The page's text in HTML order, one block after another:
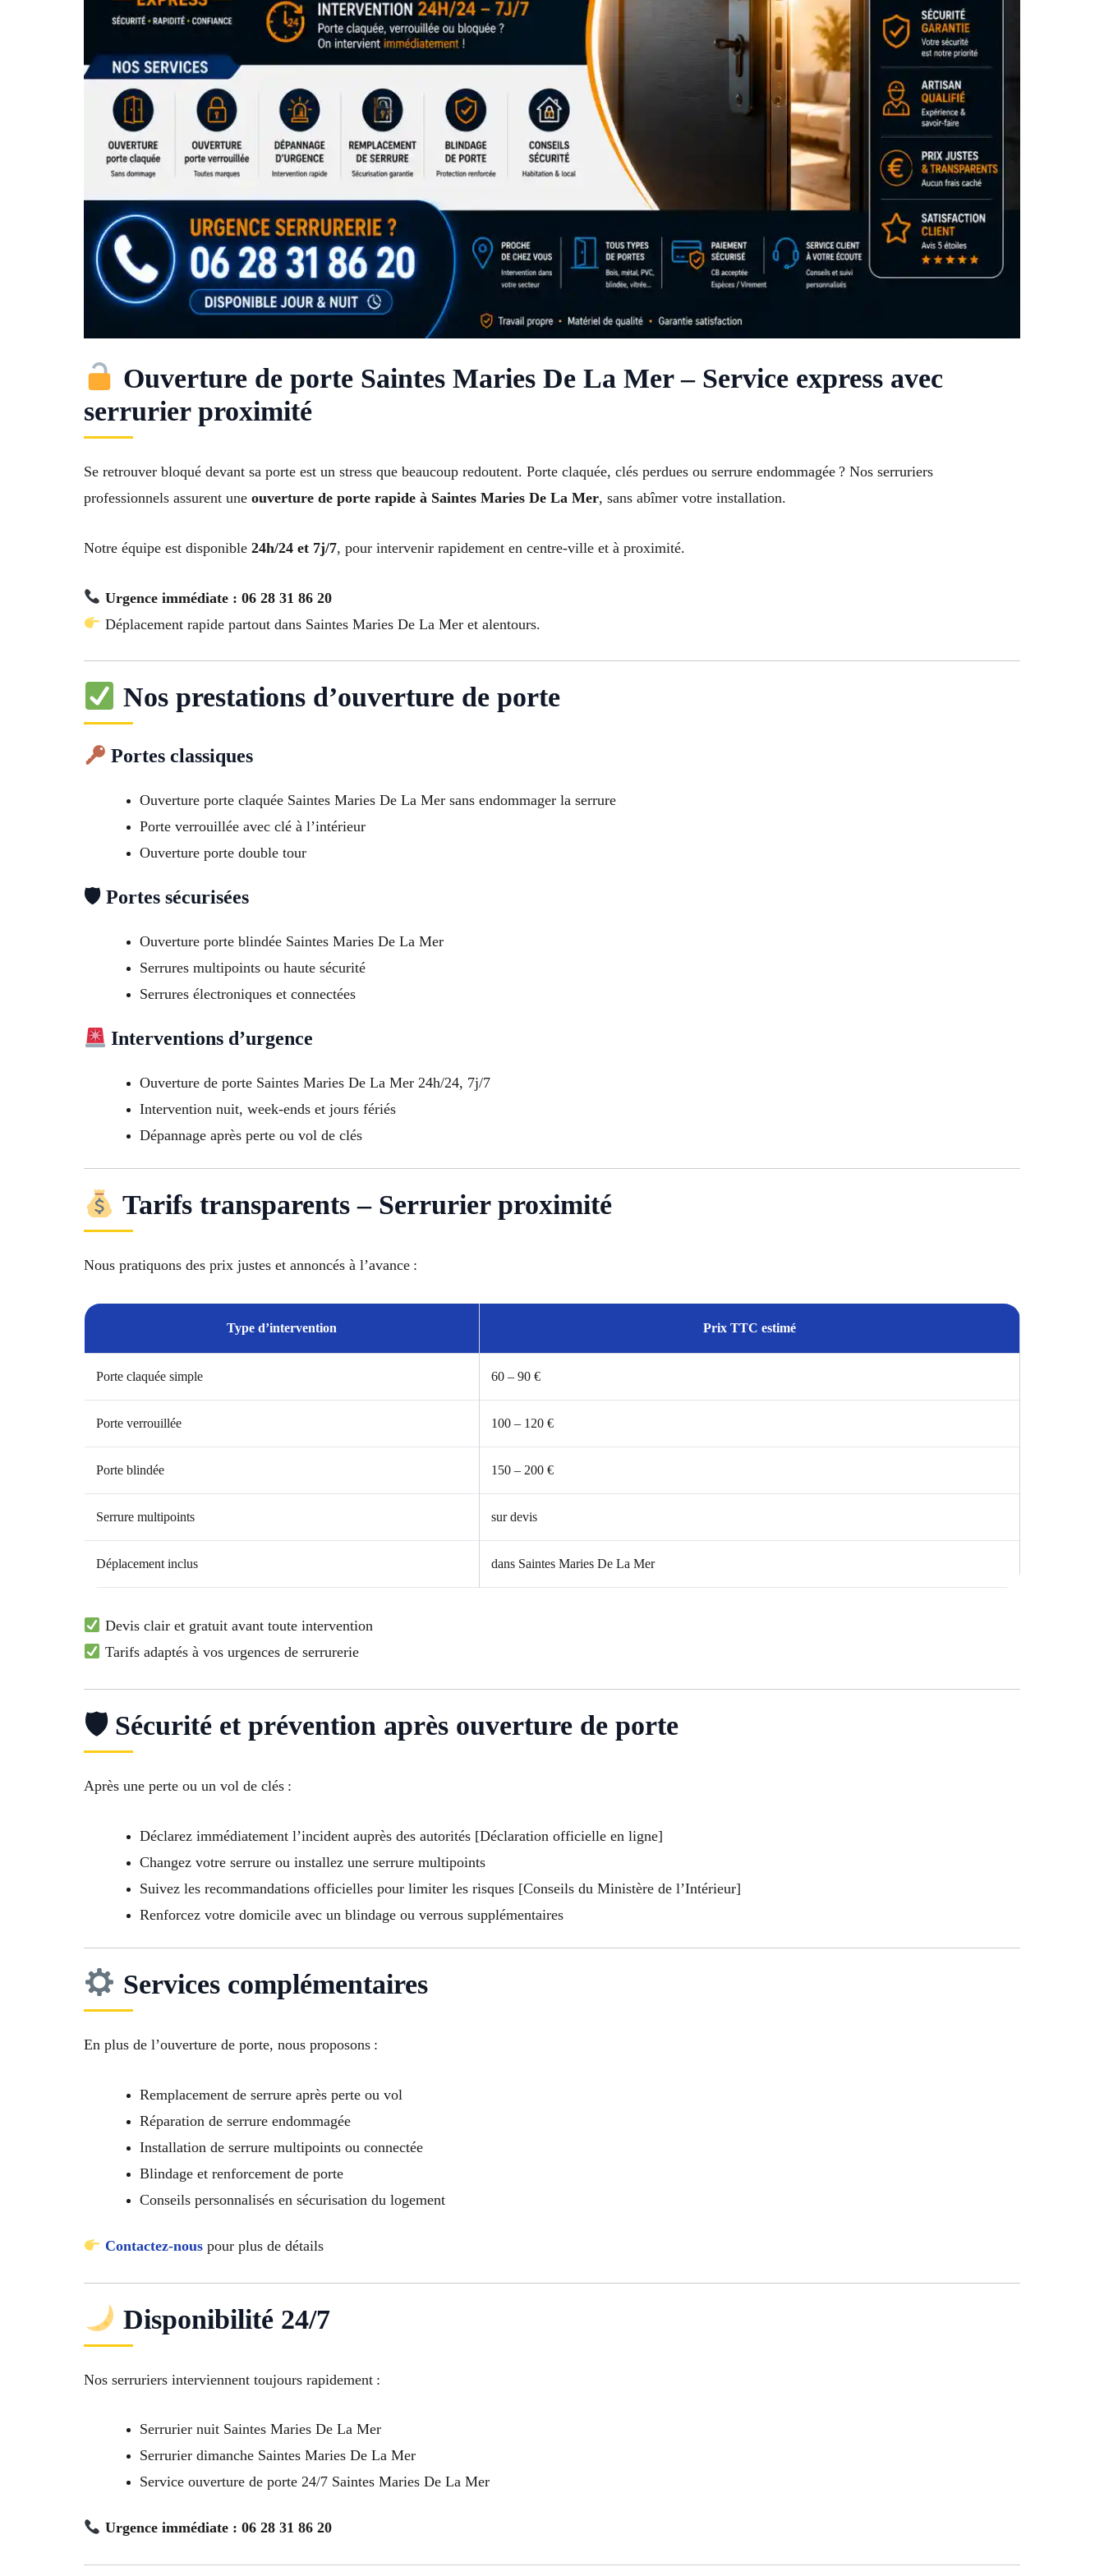
Ouverture de porte Saintes Maries De La Mer – Service express avec
serrurier proximité
Se retrouver bloqué devant sa porte est un stress que beaucoup redoutent. Porte claquée, clés perdues ou serrure endommagée ? Nos serruriers
professionnels assurent une ouverture de porte rapide à Saintes Maries De La Mer, sans abîmer votre installation.
Notre équipe est disponible 24h/24 et 7j/7, pour intervenir rapidement en centre-ville et à proximité.
Urgence immédiate : 06 28 31 86 20
Déplacement rapide partout dans Saintes Maries De La Mer et alentours.
Nos prestations d’ouverture de porte
Portes classiques
Ouverture porte claquée Saintes Maries De La Mer sans endommager la serrure
Porte verrouillée avec clé à l’intérieur
Ouverture porte double tour
🛡 Portes sécurisées
Ouverture porte blindée Saintes Maries De La Mer
Serrures multipoints ou haute sécurité
Serrures électroniques et connectées
Interventions d’urgence
Ouverture de porte Saintes Maries De La Mer 24h/24, 7j/7
Intervention nuit, week-ends et jours fériés
Dépannage après perte ou vol de clés
Tarifs transparents – Serrurier proximité
Nous pratiquons des prix justes et annoncés à l’avance :
Type d’intervention Prix TTC estimé
Porte claquée simple 60 – 90 €
Porte verrouillée 100 – 120 €
Porte blindée 150 – 200 €
Serrure multipoints sur devis
Déplacement inclus dans Saintes Maries De La Mer
Devis clair et gratuit avant toute intervention
Tarifs adaptés à vos urgences de serrurerie
🛡 Sécurité et prévention après ouverture de porte
Après une perte ou un vol de clés :
Déclarez immédiatement l’incident auprès des autorités [Déclaration officielle en ligne]
Changez votre serrure ou installez une serrure multipoints
Suivez les recommandations officielles pour limiter les risques [Conseils du Ministère de l’Intérieur]
Renforcez votre domicile avec un blindage ou verrous supplémentaires
Services complémentaires
En plus de l’ouverture de porte, nous proposons :
Remplacement de serrure après perte ou vol
Réparation de serrure endommagée
Installation de serrure multipoints ou connectée
Blindage et renforcement de porte
Conseils personnalisés en sécurisation du logement
Contactez-nouspour plus de détails
Disponibilité 24/7
Nos serruriers interviennent toujours rapidement :
Serrurier nuit Saintes Maries De La Mer
Serrurier dimanche Saintes Maries De La Mer
Service ouverture de porte 24/7 Saintes Maries De La Mer
Urgence immédiate : 06 28 31 86 20